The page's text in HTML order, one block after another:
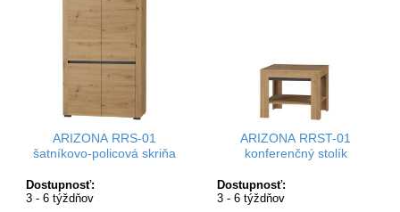
ARIZONA RRS-01
šatníkovo-policová skriňa
Dostupnosť:
3 - 6 týždňov
ARIZONA RRST-01
konferenčný stolík
Dostupnosť:
3 - 6 týždňov